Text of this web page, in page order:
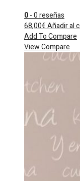
0- 0 reseñas
68,00€Añadir al
Add To Compare
View Compare